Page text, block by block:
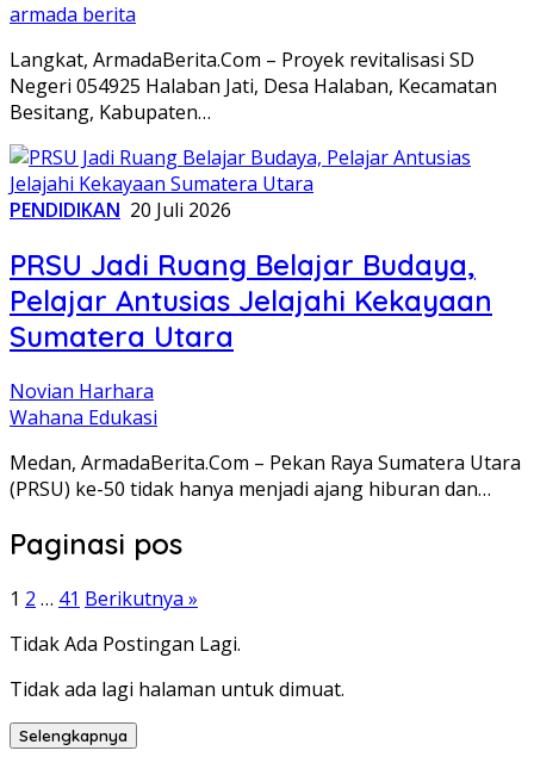
armada berita
Langkat, ArmadaBerita.Com – Proyek revitalisasi SD
Negeri 054925 Halaban Jati, Desa Halaban, Kecamatan
Besitang, Kabupaten…
PENDIDIKAN 20 Juli 2026
PRSU Jadi Ruang Belajar Budaya,
Pelajar Antusias Jelajahi Kekayaan
Sumatera Utara
Novian Harhara
Wahana Edukasi
Medan, ArmadaBerita.Com – Pekan Raya Sumatera Utara
(PRSU) ke-50 tidak hanya menjadi ajang hiburan dan…
Paginasi pos
1 2 … 41 Berikutnya »
Tidak Ada Postingan Lagi.
Tidak ada lagi halaman untuk dimuat.
Selengkapnya